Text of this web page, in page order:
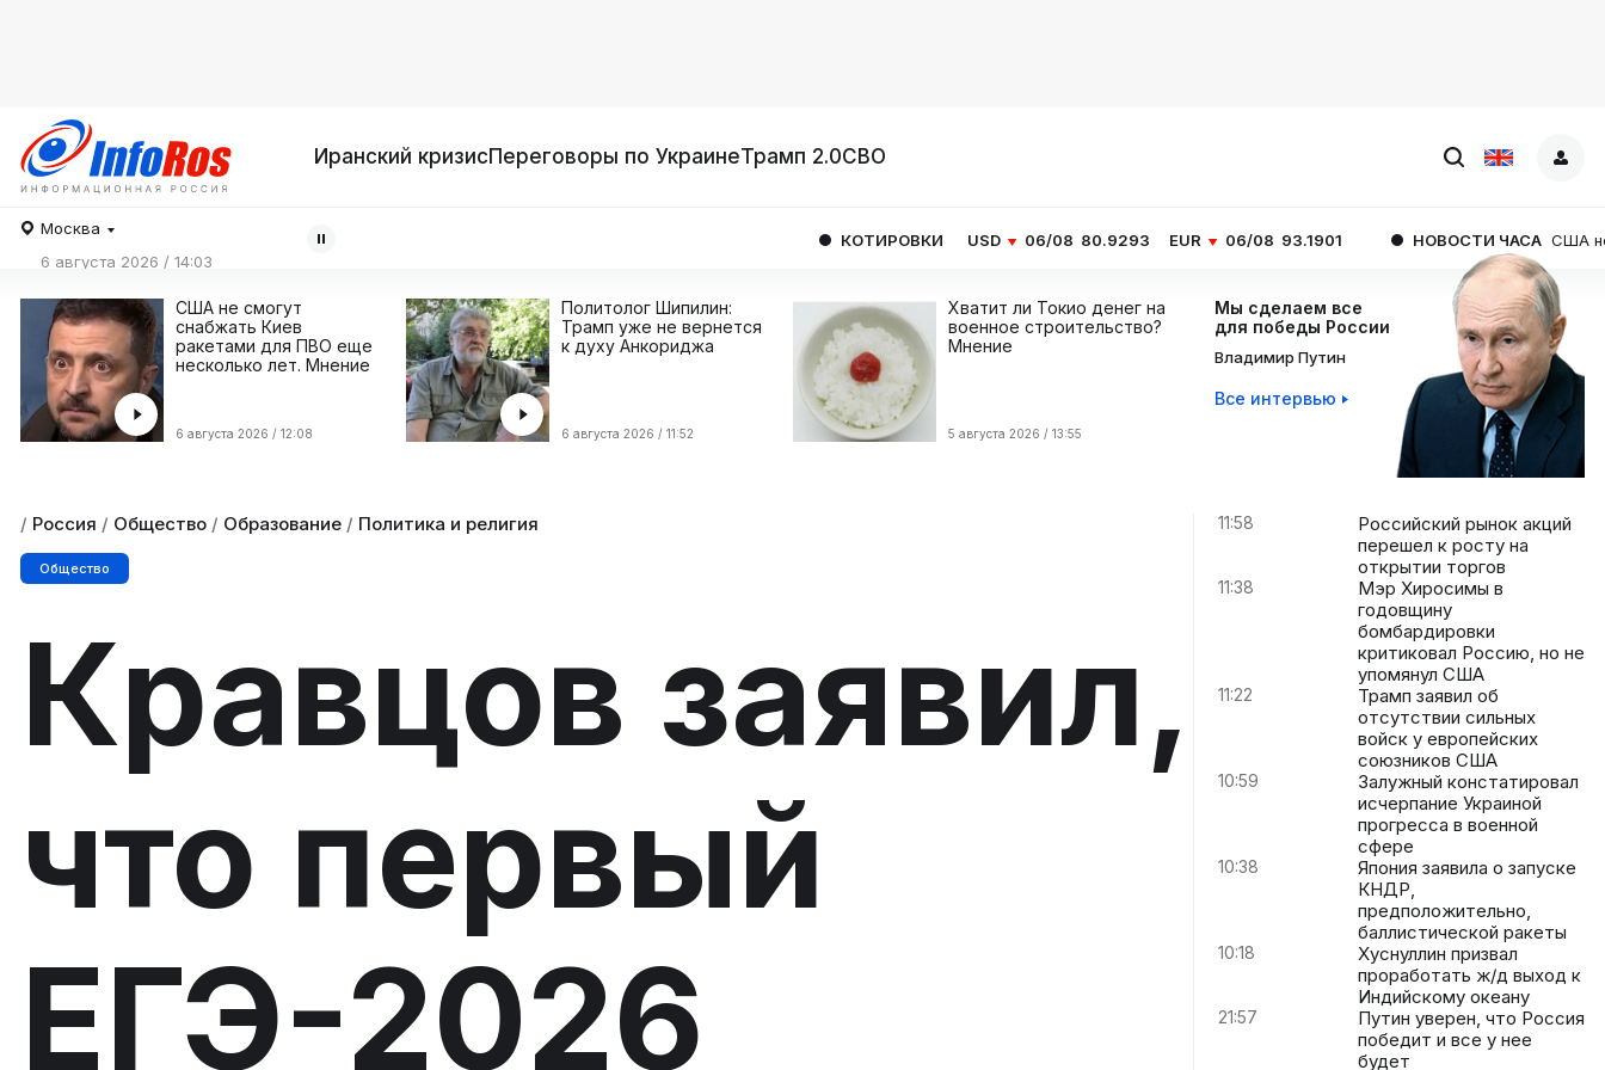
Иранский кризисПереговоры по УкраинеТрамп 2.0СВО
Москва
6 августа 2026 / 14:03
КОТИРОВКИ USD 06/08 80.9293 EUR 06/08 93.1901 НОВОСТИ ЧАСА США не смогут
США не смогут
снабжать Киев
ракетами для ПВО еще
несколько лет. Мнение
6 августа 2026 / 12:08
Политолог Шипилин:
Трамп уже не вернется
к духу Анкориджа
6 августа 2026 / 11:52
Хватит ли Токио денег на
военное строительство?
Мнение
5 августа 2026 / 13:55
Мы сделаем все
для победы России
Владимир Путин
Все интервью
/ Россия / Общество / Образование / Политика и религия
Общество
Кравцов заявил,
что первый
ЕГЭ-2026
11:58
Российский рынок акций
перешел к росту на
открытии торгов
11:38
Мэр Хиросимы в
годовщину
бомбардировки
критиковал Россию, но не
упомянул США
11:22
Трамп заявил об
отсутствии сильных
войск у европейских
союзников США
10:59
Залужный констатировал
исчерпание Украиной
прогресса в военной
сфере
10:38
Япония заявила о запуске
КНДР,
предположительно,
баллистической ракеты
10:18
Хуснуллин призвал
проработать ж/д выход к
Индийскому океану
21:57
Путин уверен, что Россия
победит и все у нее
будет